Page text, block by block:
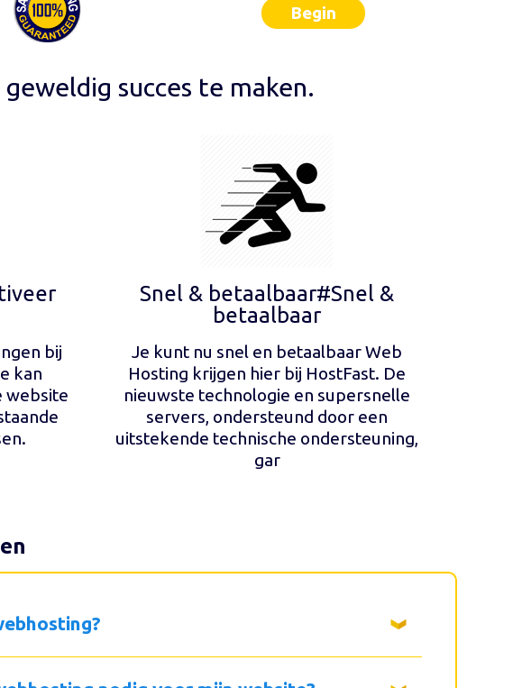
Begin
succes te maken.
bij
kan
website
Snel & betaalbaar#Snel &
betaalbaar
Je kunt nu snel en betaalbaar Web
Hosting krijgen hier bij HostFast. De
nieuwste technologie en supersnelle
servers, ondersteund door een
uitstekende technische ondersteuning,
gar